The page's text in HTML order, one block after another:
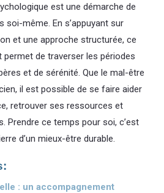
est une démarche de
soi-même. En s’appuyant sur
et une approche structurée, ce
permet de traverser les périodes
et de sérénité. Que le mal-être
il est possible de se faire aider
retrouver ses ressources et
Prendre ce temps pour soi, c’est
d’un mieux-être durable.
: un accompagnement